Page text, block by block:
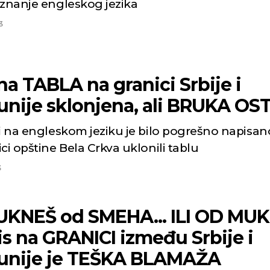
engleskog jezika
TABLA na granici Srbije i
sklonjena, ali BRUKA
na engleskom jeziku je bilo pogrešno
opštine Bela Crkva uklonili tablu
od SMEHA... ILI OD
na GRANICI između Srbije i
je TEŠKA BLAMAŽA
18
s
24 °C
Min temp:
°C
°C
Vetar: 1 m/s
Vlažnost:80 %
24